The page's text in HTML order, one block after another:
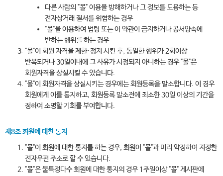
다른 사람의 "몰" 이용을 방해하거나 그 정보를 도용하는 등
전자상거래 질서를 위협하는 경우
"몰"을 이용하여 법령 또는 이 약관이 금지하거나 공서양속에
반하는 행위를 하는 경우
"몰"이 회원 자격을 제한·정지 시킨 후, 동일한 행위가 2회이상
반복되거나 30일이내에 그 사유가 시정되지 아니하는 경우 "몰"은
회원자격을 상실시킬 수 있습니다.
"몰"이 회원자격을 상실시키는 경우에는 회원등록을 말소합니다. 이 경우
회원에게 이를 통지하고, 회원등록 말소전에 최소한 30일 이상의 기간을
정하여 소명할 기회를 부여합니다.
제8조 회원에 대한 통지
"몰"이 회원에 대한 통지를 하는 경우, 회원이 "몰"과 미리 약정하여 지정한
전자우편 주소로 할 수 있습니다.
"몰"은 불특정다수 회원에 대한 통지의 경우 1주일이상 "몰" 게시판에